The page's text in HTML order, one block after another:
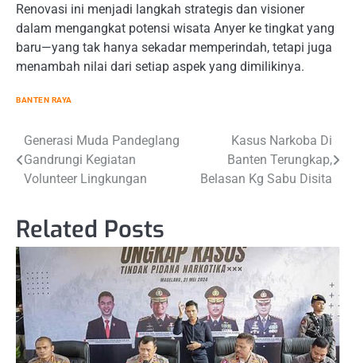
Renovasi ini menjadi langkah strategis dan visioner
dalam mengangkat potensi wisata Anyer ke tingkat yang
baru—yang tak hanya sekadar memperindah, tetapi juga
menambah nilai dari setiap aspek yang dimilikinya.
BANTEN RAYA
Post
navigation
Generasi Muda Pandeglang
Gandrungi Kegiatan
Volunteer Lingkungan
Kasus Narkoba Di
Banten Terungkap,
Belasan Kg Sabu Disita
Related Posts